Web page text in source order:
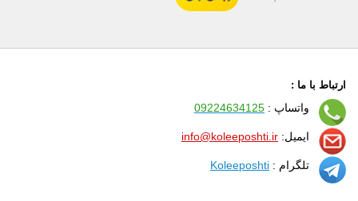
ارتباط با ما :
واتساپ : 09224634125
ایمیل: info@koleeposhti.ir
تلگرام : Koleeposhti